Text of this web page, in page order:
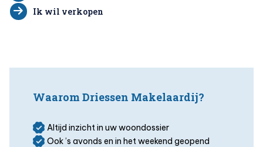
Ik wil verkopen
Waarom Driessen Makelaardij?
Altijd inzicht in uw woondossier
Ook ’s avonds en in het weekend geopend